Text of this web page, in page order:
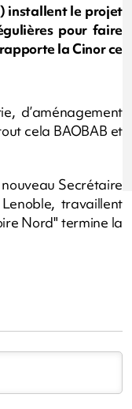
installent le projet
pour faire
la Cinor ce
d’aménagement
cela BAOBAB et
nouveau Secrétaire
travaillent
Nord" termine la